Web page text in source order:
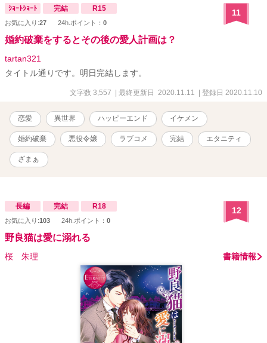
ｼｮｰﾄｼｮｰﾄ 完結 R15
お気に入り:27 24h.ポイント： 0
11
婚約破棄をするとその後の愛人計画は？
tartan321
タイトル通りです。明日完結します。
文字数 3,557 | 最終更新日 2020.11.11 | 登録日 2020.11.10
恋愛 異世界 ハッピーエンド イケメン
婚約破棄 悪役令嬢 ラブコメ 完結 エタニティ
ざまぁ
長編 完結 R18
お気に入り:103 24h.ポイント： 0
12
野良猫は愛に溺れる
桜 朱理 書籍情報